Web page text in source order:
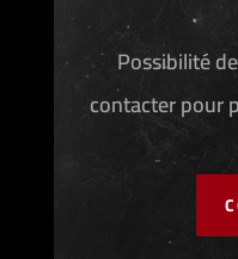
Possibilité
contacter pour